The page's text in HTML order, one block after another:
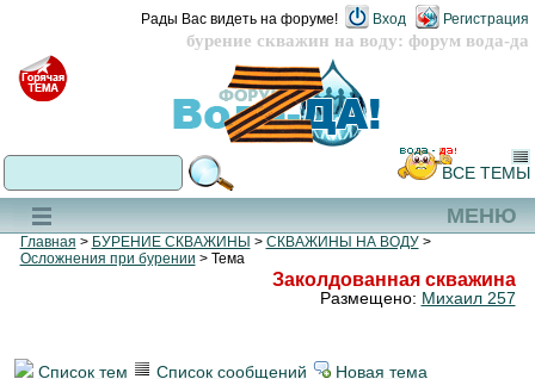
бурение скважин на воду: форум вода-да
Рады Вас видеть на форуме! Вход Регистрация
МЕНЮ
ВСЕ ТЕМЫ
Главная > БУРЕНИЕ СКВАЖИНЫ > СКВАЖИНЫ НА ВОДУ>
Осложнения при бурении > Тема
Заколдованная скважина
Размещено: Михаил 257
Список тем Список сообщений Новая тема